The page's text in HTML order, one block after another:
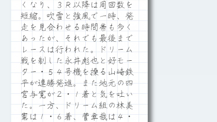
くなり、３Ｒ以降は周回数を
短縮。吹雪と強風で一時、発
走を見合わせる時間帯も多く
あったが、それでも最後まで
レースは行われた。ドリーム
戦を制した永井彪也と好モー
ター・５４号機を操る山崎鉄
平が連勝発進。また地元の四
宮与寛が２・１着と気を吐い
た。一方、ドリーム組の林美
憲は１・６着、菅章哉は４・